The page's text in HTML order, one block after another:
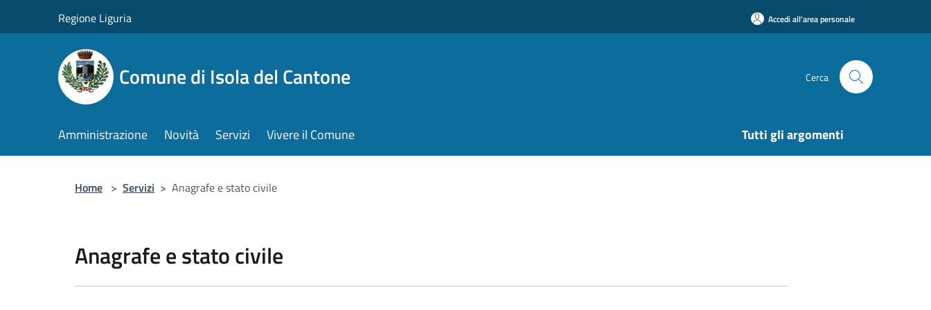
Regione Liguria Accedi all'area personale
Comune di Isola del Cantone Cerca
Amministrazione Novità Servizi Vivere il Comune Tutti gli argomenti
Home > Servizi > Anagrafe e stato civile
Anagrafe e stato civile